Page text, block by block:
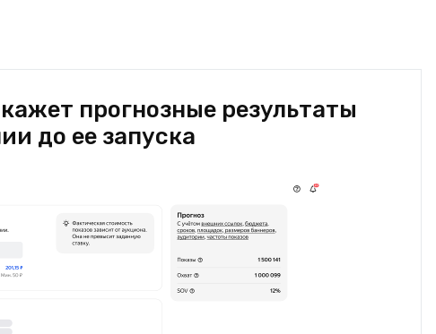
прогнозные результаты
до ее запуска